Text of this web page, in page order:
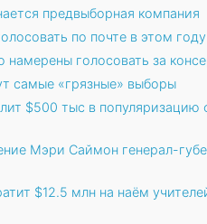
предвыборная компания
по почте в этом
голосовать за
самые «грязные» выборы
$500 тыс в популяризацию
Мэри Саймон генерал-
$12.5 млн на наём